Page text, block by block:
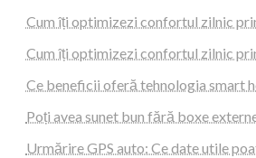
Cum îți optimizezi confortul zilnic
Cum îți optimizezi confortul zilnic
Ce beneficii oferă tehnologia smart
Poți avea sunet bun fără boxe
Urmărire GPS auto: Ce date utile